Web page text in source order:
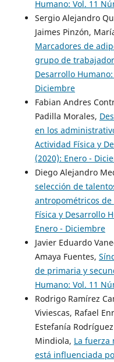
Humano: Vol. 11
Sergio Alejandro
Jaimes Pinzón,
Marcadores de
grupo de
Desarrollo
Diciembre
Fabian Andres
Padilla Morales,
en los
Actividad Física y
(2020): Enero -
Diego Alejandro
selección de
antropométricos
Física y Desarrollo
Enero - Diciembre
Javier Eduardo
Amaya Fuentes,
de primaria y
Humano: Vol. 11
Rodrigo Ramírez
Viviescas, Rafael
Estefanía
Mindiola, La fuerza
está influenciada